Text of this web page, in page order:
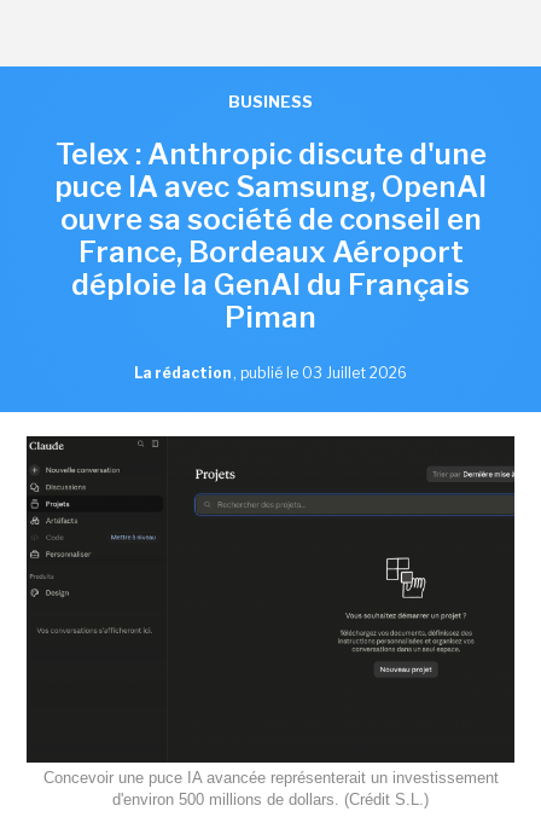
BUSINESS
Telex : Anthropic discute d'une
puce IA avec Samsung, OpenAI
ouvre sa société de conseil en
France, Bordeaux Aéroport
déploie la GenAI du Français
Piman
La rédaction , publié le 03 Juillet 2026
Concevoir une puce IA avancée représenterait un investissement
d'environ 500 millions de dollars. (Crédit S.L.)